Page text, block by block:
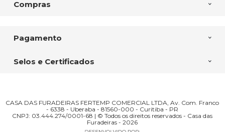
Compras
Pagamento
Selos e Certificados
CASA DAS FURADEIRAS FERTEMP COMERCIAL LTDA, Av. Com. Franco
- 6338 - Uberaba - 81560-000 - Curitiba - PR
CNPJ: 03.444.274/0001-68 | © Todos os direitos reservados - Casa das
Furadeiras - 2026